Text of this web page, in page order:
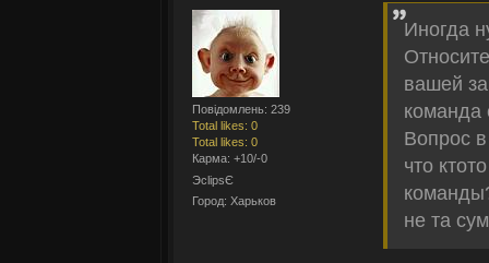
Повідомлень: 239
Total likes: 0
Total likes: 0
Карма: +10/-0
ЭclipsЄ
Город: Харьков
Иногда
вашей
Вопрос
что
не та